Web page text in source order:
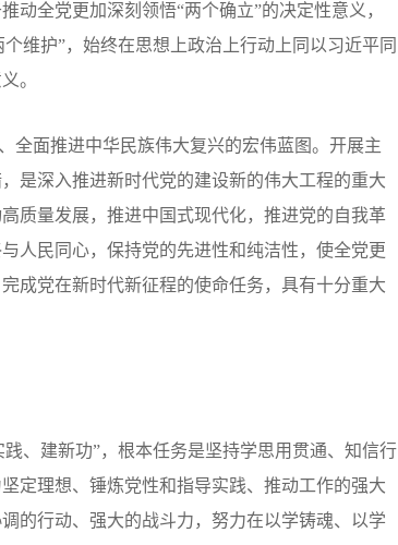
动全党更加深刻领悟“两个确立”的决定性意义，
维护”，始终在思想上政治上行动上同以习近平同
。
全面推进中华民族伟大复兴的宏伟蓝图。开展主
是深入推进新时代党的建设新的伟大工程的重大
质量发展，推进中国式现代化，推进党的自我革
人民同心，保持党的先进性和纯洁性，使全党更
成党在新时代新征程的使命任务，具有十分重大
、建新功”，根本任务是坚持学思用贯通、知信行
定理想、锤炼党性和指导实践、推动工作的强大
的行动、强大的战斗力，努力在以学铸魂、以学